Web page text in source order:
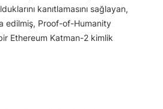
kanıtlamasını sağlayan,
edilmiş, Proof-of-Humanity
Ethereum Katman-2 kimlik